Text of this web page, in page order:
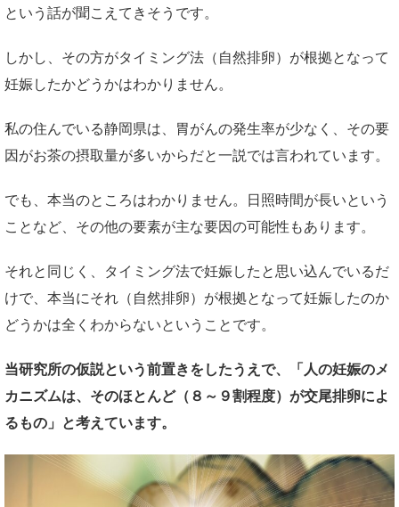
という話が聞こえてきそうです。
しかし、その方がタイミング法（自然排卵）が根拠となって
妊娠したかどうかはわかりません。
私の住んでいる静岡県は、胃がんの発生率が少なく、その要
因がお茶の摂取量が多いからだと一説では言われています。
でも、本当のところはわかりません。日照時間が長いという
ことなど、その他の要素が主な要因の可能性もあります。
それと同じく、タイミング法で妊娠したと思い込んでいるだ
けで、本当にそれ（自然排卵）が根拠となって妊娠したのか
どうかは全くわからないということです。
当研究所の仮説という前置きをしたうえで、「人の妊娠のメ
カニズムは、そのほとんど（８～９割程度）が交尾排卵によ
るもの」と考えています。